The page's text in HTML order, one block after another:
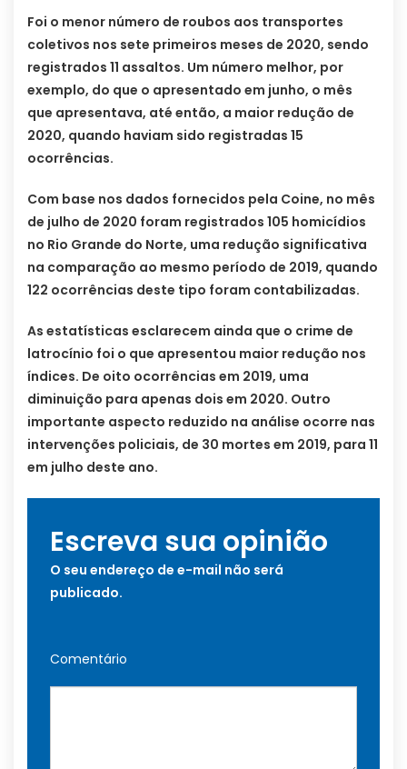
Foi o menor número de roubos aos transportes
coletivos nos sete primeiros meses de 2020, sendo
registrados 11 assaltos. Um número melhor, por
exemplo, do que o apresentado em junho, o mês
que apresentava, até então, a maior redução de
2020, quando haviam sido registradas 15
ocorrências.
Com base nos dados fornecidos pela Coine, no mês
de julho de 2020 foram registrados 105 homicídios
no Rio Grande do Norte, uma redução significativa
na comparação ao mesmo período de 2019, quando
122 ocorrências deste tipo foram contabilizadas.
As estatísticas esclarecem ainda que o crime de
latrocínio foi o que apresentou maior redução nos
índices. De oito ocorrências em 2019, uma
diminuição para apenas dois em 2020. Outro
importante aspecto reduzido na análise ocorre nas
intervenções policiais, de 30 mortes em 2019, para 11
em julho deste ano.
Escreva sua opinião
O seu endereço de e-mail não será
publicado.
Comentário